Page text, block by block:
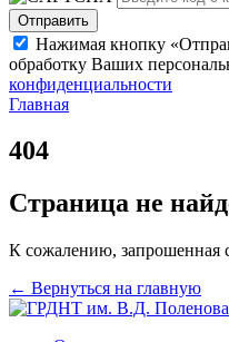
Отправить
Нажимая кнопку
обработку Ваших
конфиденциальности
Главная
404
Страница не
К сожалению, запрошенная
← Вернуться на главную